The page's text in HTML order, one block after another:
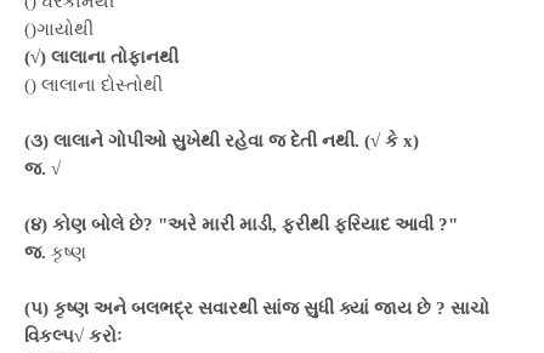
()ગાયોથી
(√) લાલાના તોફાનથી
() લાલાના દોસ્તોથી
(૩) લાલાને ગોપીઓ સુખેથી રહેવા જ દેતી નથી. (√ કે x)
જ. √
(૪) કોણ બોલે છે? "અરે મારી માડી, ફરીથી ફરિયાદ આવી ?"
જ. કૃષ્ણ
(પ) કૃષ્ણ અને બલભદ્ર સવારથી સાંજ સુધી ક્યાં જાય છે ? સાચો
વિકલ્પ√ કરોઃ